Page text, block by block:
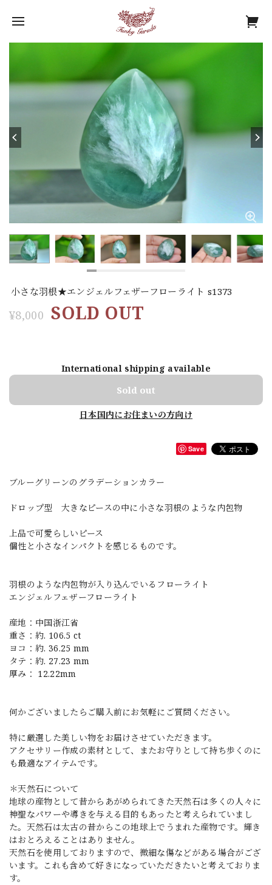
小さな羽根★エンジェルフェザーフローライト s1373
¥8,000 SOLD OUT
International shipping available
Sold out
日本国内にお住まいの方向け
Save
ブルーグリーンのグラデーションカラー
ドロップ型 大きなピースの中に小さな羽根のような内包物
上品で可愛らしいピース
個性と小さなインパクトを感じるものです。
羽根のような内包物が入り込んでいるフローライト
エンジェルフェザーフローライト
産地：中国浙江省
重さ：約. 106.5 ct
ヨコ：約. 36.25 mm
タテ：約. 27.23 mm
厚み： 12.22mm
何かございましたらご購入前にお気軽にご質問ください。
特に厳選した美しい物をお届けさせていただきます。
アクセサリー作成の素材として、またお守りとして持ち歩くのに
も最適なアイテムです。
＊天然石について
地球の産物として昔からあがめられてきた天然石は多くの人々に
神聖なパワーや導きを与える目的もあったと考えられていまし
た。天然石は太古の昔からこの地球上でうまれた産物です。輝き
はおとろえることはありません。
天然石を使用しておりますので、微細な傷などがある場合がござ
います。これも含めて好きになっていただきたいと考えておりま
す。